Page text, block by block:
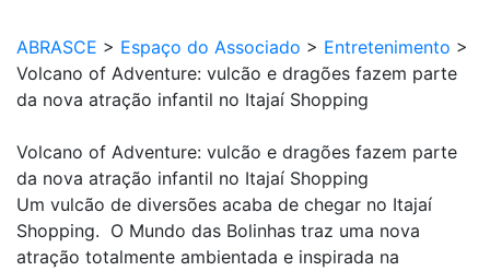
ABRASCE > Espaço do Associado > Entretenimento >
Volcano of Adventure: vulcão e dragões fazem parte
da nova atração infantil no Itajaí Shopping
Volcano of Adventure: vulcão e dragões fazem parte
da nova atração infantil no Itajaí Shopping
Um vulcão de diversões acaba de chegar no Itajaí
Shopping. O Mundo das Bolinhas traz uma nova
atração totalmente ambientada e inspirada na